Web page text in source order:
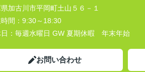
加古川市平岡町土山５６－１
間： 9:30～18:30
： 毎週水曜日 GW 夏期休暇 年末年始
お問い合わせ